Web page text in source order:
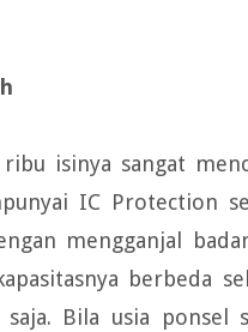
isinya sangat
IC Protection
mengganjal
berbeda
Bila usia ponsel